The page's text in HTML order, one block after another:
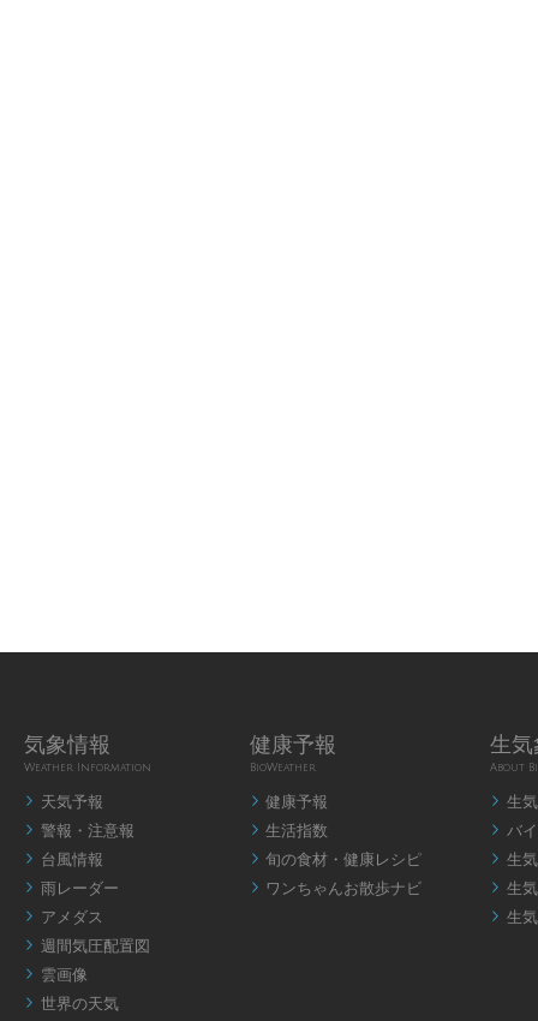
気象情報
Weather Information
 天気予報
 警報・注意報
 台風情報
 雨レーダー
 アメダス
 週間気圧配置図
 雲画像
 世界の天気
健康予報
BioWeather
 健康予報
 生活指数
 旬の食材・健康レシピ
 ワンちゃんお散歩ナビ
生気
About
 生
 バ
 生
 生
 生